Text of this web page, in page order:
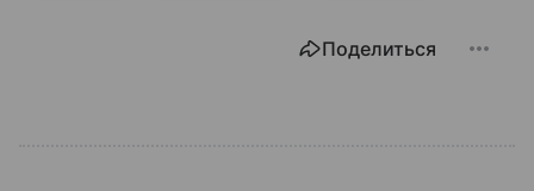
Поделиться